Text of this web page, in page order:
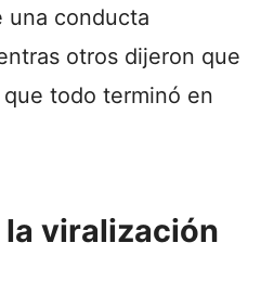
una conducta
otros dijeron que
todo terminó en
viralización